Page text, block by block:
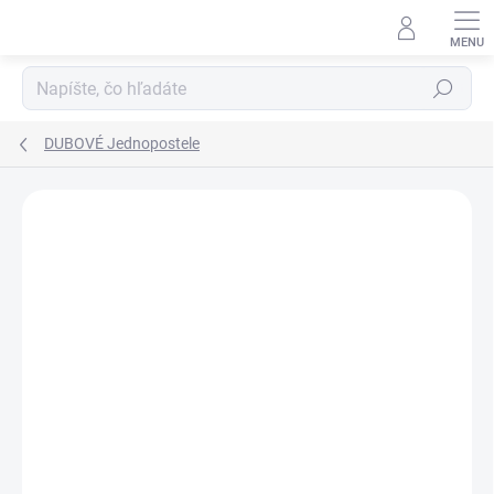
Hľadať
DUBOVÉ Jednopostele